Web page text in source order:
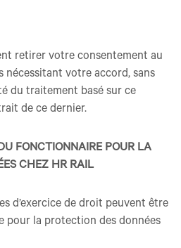
retirer votre consentement au
nécessitant votre accord, sans
du traitement basé sur ce
de ce dernier.
FONCTIONNAIRE POUR LA
CHEZ HR RAIL
d’exercice de droit peuvent être
pour la protection des données